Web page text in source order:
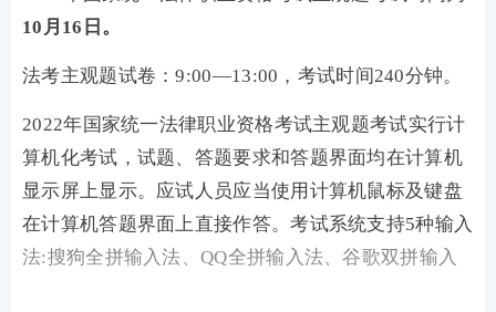
10月16日。
法考主观题试卷：9:00—13:00，考试时间240分钟。
2022年国家统一法律职业资格考试主观题考试实行计
算机化考试，试题、答题要求和答题界面均在计算机
显示屏上显示。应试人员应当使用计算机鼠标及键盘
在计算机答题界面上直接作答。考试系统支持5种输入
法:搜狗全拼输入法、QQ全拼输入法、谷歌双拼输入